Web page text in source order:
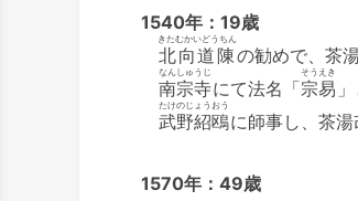
1540年：19歳
北向道陳
きたむかいどうちん
の勧めで、茶
南宗寺
なんしゅうじ
にて法名「宗易
そうえき
武野紹鴎
たけのじょうおう
に師事し、茶
1570年：49歳